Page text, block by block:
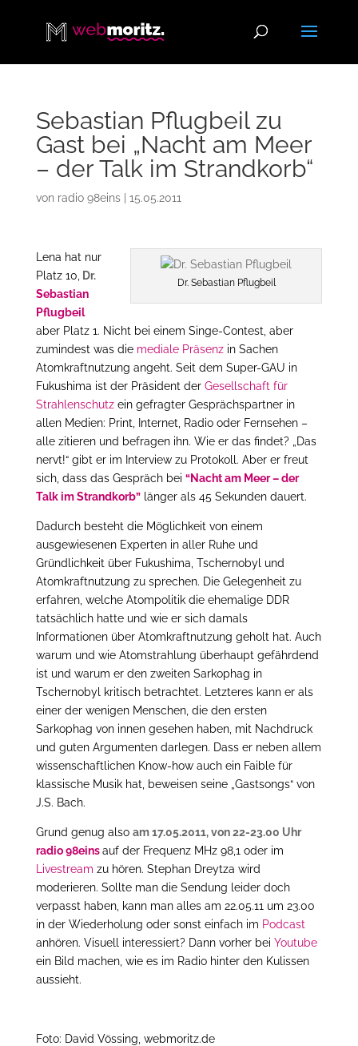
Sebastian Pflugbeil zu
Gast bei „Nacht am Meer
– der Talk im Strandkorb“
von radio 98eins| 15.05.2011
Dr. Sebastian Pflugbeil
Lena hat nur
Platz 10,
Dr.
Sebastian
Pflugbeil
aber Platz 1. Nicht bei einem Singe-Contest, aber
zumindest was die mediale Präsenzin Sachen
Atomkraftnutzung angeht. Seit dem Super-GAU in
Fukushima ist der Präsident der Gesellschaft für
Strahlenschutz ein gefragter Gesprächspartner in
allen Medien: Print, Internet, Radio oder Fernsehen –
alle zitieren und befragen ihn. Wie er das findet? „Das
nervt!“ gibt er im Interview zu Protokoll. Aber er freut
sich, dass das Gespräch bei “Nacht am Meer – der
Talk im Strandkorb”länger als 45 Sekunden dauert.
Dadurch besteht die Möglichkeit von einem
ausgewiesenen Experten in aller Ruhe und
Gründlichkeit über Fukushima, Tschernobyl und
Atomkraftnutzung zu sprechen. Die Gelegenheit zu
erfahren, welche Atompolitik die ehemalige DDR
tatsächlich hatte und wie er sich damals
Informationen über Atomkraftnutzung geholt hat. Auch
warum und wie Atomstrahlung überhaupt gefährdend
ist und warum er den zweiten Sarkophag in
Tschernobyl kritisch betrachtet. Letzteres kann er als
einer der wenigen Menschen, die den ersten
Sarkophag von innen gesehen haben, mit Nachdruck
und guten Argumenten darlegen. Dass er neben allem
wissenschaftlichen Know-how auch ein Faible für
klassische Musik hat, beweisen seine „Gastsongs“ von
J.S. Bach.
Grund genug also am 17.05.2011, von 22-23.00 Uhr
radio 98eins auf der Frequenz MHz 98,1 oder im
Livestream zu hören. Stephan Dreytza wird
moderieren. Sollte man die Sendung leider doch
verpasst haben, kann man alles am 22.05.11 um 23.00
in der Wiederholung oder sonst einfach im Podcast
anhören. Visuell interessiert? Dann vorher bei Youtube
ein Bild machen, wie es im Radio hinter den Kulissen
aussieht.
Foto: David Vössing, webmoritz.de